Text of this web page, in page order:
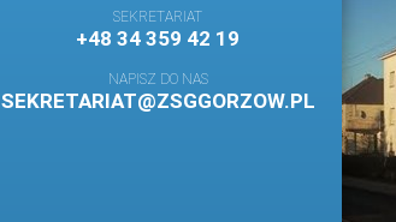
SEKRETARIAT
+48 34 359 42 19
NAPISZ DO NAS
SEKRETARIAT@ZSGGORZOW.PL